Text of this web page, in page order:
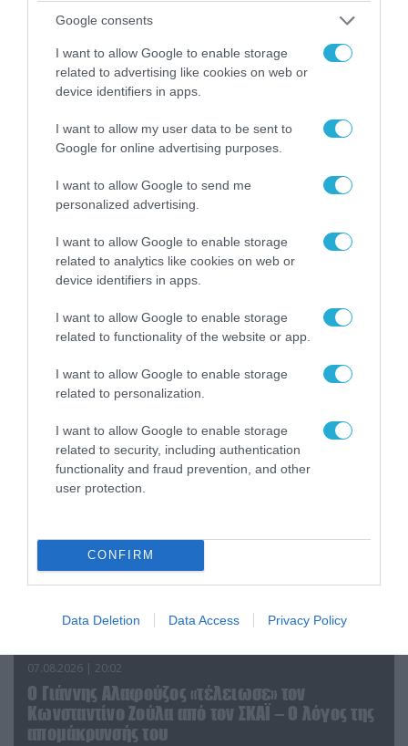
Google consents
I want to allow Google to enable storage
related to advertising like cookies on web or
device identifiers in apps.
I want to allow my user data to be sent to
Google for online advertising purposes.
I want to allow Google to send me
personalized advertising.
I want to allow Google to enable storage
related to analytics like cookies on web or
device identifiers in apps.
I want to allow Google to enable storage
related to functionality of the website or app.
I want to allow Google to enable storage
related to personalization.
I want to allow Google to enable storage
related to security, including authentication
functionality and fraud prevention, and other
user protection.
CONFIRM
Data Deletion Data Access Privacy Policy
Κλειστή μέχρι νεωτέρας η παραλία
Λυκοδήμου στα Κύθηρα για λόγους ασφαλείας
«Η απόλυτη τραγωδία»: Η «αιχμηρή» ανάρτηση
του Αρκά για τα τατουάζ (φωτο)
07.08.2026 | 20:02
Ο Γιάννης Αλαφούζος «τέλειωσε» τον
Κωνσταντίνο Ζούλα από τον ΣΚΑΪ – Ο λόγος της
απομάκρυνσής του